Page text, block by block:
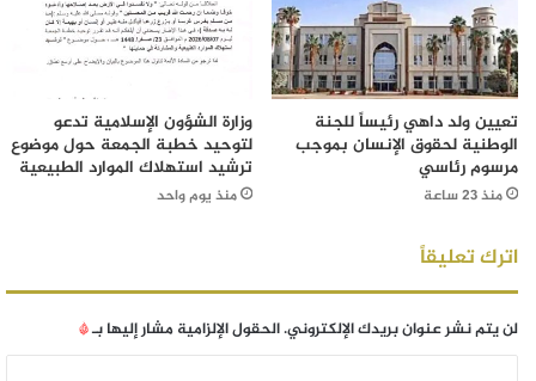
تعيين ولد داهي رئيساً للجنة
الوطنية لحقوق الإنسان بموجب
مرسوم رئاسي
منذ 23 ساعة
وزارة الشؤون الإسلامية تدعو
لتوحيد خطبة الجمعة حول موضوع
ترشيد استهلاك الموارد الطبيعية
منذ يوم واحد
اترك تعليقاً
لن يتم نشر عنوان بريدك الإلكتروني.الحقول الإلزامية مشار إليها بـ*